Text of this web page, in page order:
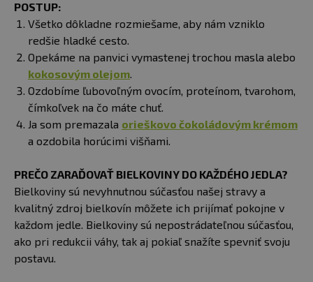
POSTUP:
Všetko dôkladne rozmiešame, aby nám vzniklo
redšie hladké cesto.
Opekáme na panvici vymastenej trochou masla alebo
kokosovým olejom.
Ozdobíme ľubovoľným ovocím, proteínom, tvarohom,
čímkoľvek na čo máte chuť.
Ja som premazala orieškovo čokoládovým krémom
a ozdobila horúcimi višňami.
PREČO ZARAĎOVAŤ BIELKOVINY DO KAŽDÉHO JEDLA?
Bielkoviny sú nevyhnutnou súčasťou našej stravy a
kvalitný zdroj bielkovín môžete ich prijímať pokojne v
každom jedle. Bielkoviny sú nepostrádateľnou súčasťou,
ako pri redukcii váhy, tak aj pokiaľ snažíte spevniť svoju
postavu.